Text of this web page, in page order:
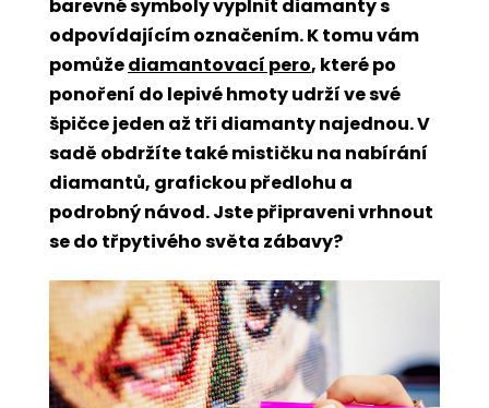
barevné symboly vyplnit diamanty s
odpovídajícím označením. K tomu vám
pomůžediamantovací pero, které po
ponoření do lepivé hmoty udrží ve své
špičce jeden až tři diamanty najednou. V
sadě obdržíte také mističku na nabírání
diamantů, grafickou předlohu a
podrobný návod. Jste připraveni vrhnout
se do třpytivého světa zábavy?